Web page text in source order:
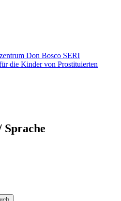
Don Bosco SERI
die Kinder von Prostituierten
Sprache